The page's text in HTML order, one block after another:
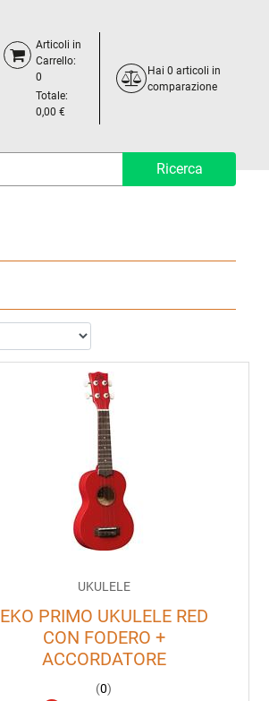
Articoli in
Carrello:
0
Totale:
0,00 €
Hai 0 articoli in
comparazione
UKULELE
EKO PRIMO UKULELE RED
CON FODERO +
ACCORDATORE
(0)